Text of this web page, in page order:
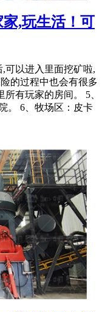
家,玩生活！可
可以进入里面挖矿啦,
的过程中也会有很多
有玩家的房间。 5、
。 6、牧场区：皮卡